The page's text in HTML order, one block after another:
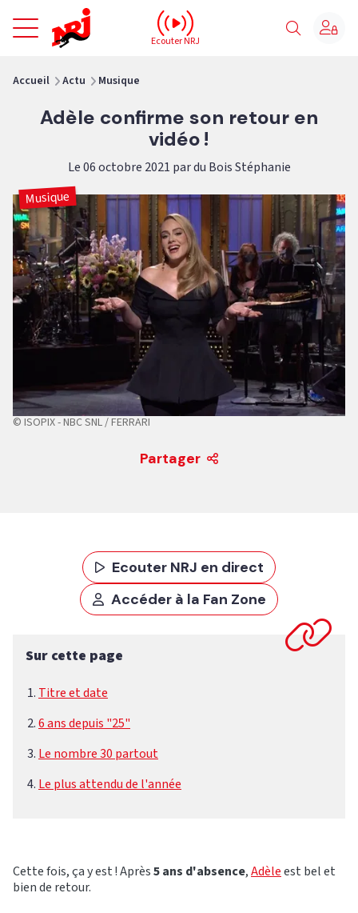
NRJ - Accueil
Ecouter NRJ
Accueil Actu Musique
Adèle confirme son retour en
vidéo !
Le 06 octobre 2021 par du Bois Stéphanie
Musique
© ISOPIX - NBC SNL / FERRARI
Partager
Ecouter NRJ en direct
Accéder à la Fan Zone
Sur cette page
Titre et date
6 ans depuis "25"
Le nombre 30 partout
Le plus attendu de l'année
Cette fois, ça y est ! Après5 ans d'absence,Adèleest bel et
bien de retour.